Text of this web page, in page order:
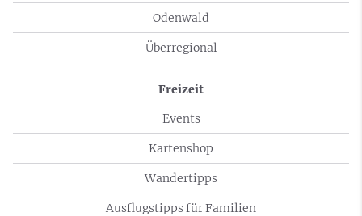
Odenwald
Überregional
Freizeit
Events
Kartenshop
Wandertipps
Ausflugstipps für Familien